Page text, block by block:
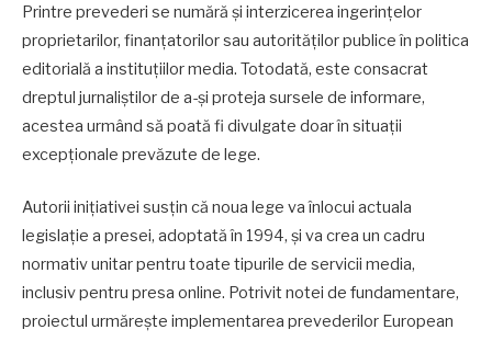
Printre prevederi se numără și interzicerea ingerințelor
proprietarilor, finanțatorilor sau autorităților publice în politica
editorială a instituțiilor media. Totodată, este consacrat
dreptul jurnaliștilor de a-și proteja sursele de informare,
acestea urmând să poată fi divulgate doar în situații
excepționale prevăzute de lege.
Autorii inițiativei susțin că noua lege va înlocui actuala
legislație a presei, adoptată în 1994, și va crea un cadru
normativ unitar pentru toate tipurile de servicii media,
inclusiv pentru presa online. Potrivit notei de fundamentare,
proiectul urmărește implementarea prevederilor European